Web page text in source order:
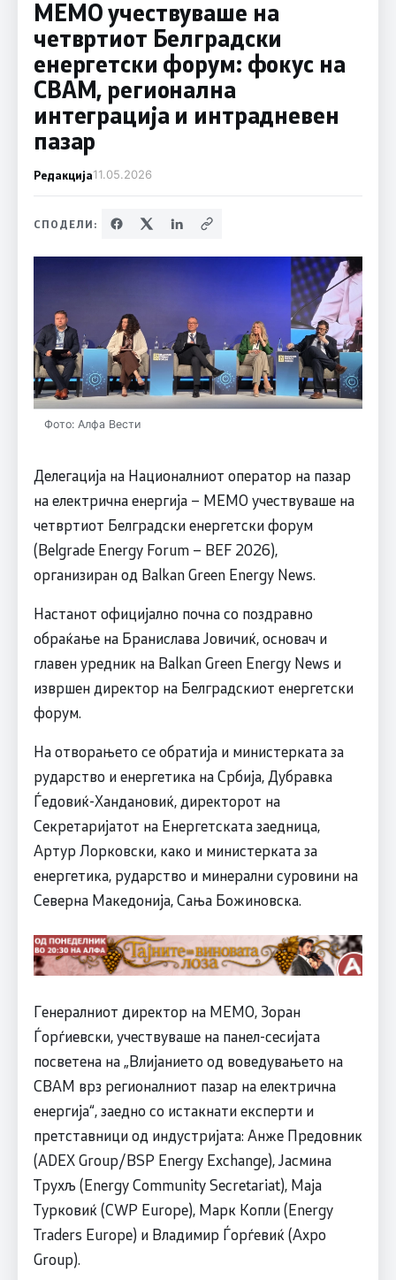
МЕМО учествуваше на
четвртиот Белградски
енергетски форум: фокус на
CBAM, регионална
интеграција и интрадневен
пазар
Редакција11.05.2026
СПОДЕЛИ:
Фото: Алфа Вести
Делегација на Националниот оператор на пазар
на електрична енергија – МЕМО учествуваше на
четвртиот Белградски енергетски форум
(Belgrade Energy Forum – BEF 2026),
организиран од Balkan Green Energy News.
Настанот официјално почна со поздравно
обраќање на Бранислава Јовичиќ, основач и
главен уредник на Balkan Green Energy News и
извршен директор на Белградскиот енергетски
форум.
На отворањето се обратија и министерката за
рударство и енергетика на Србија, Дубравка
Ѓедовиќ-Хандановиќ, директорот на
Секретаријатот на Енергетската заедница,
Артур Лорковски, како и министерката за
енергетика, рударство и минерални суровини на
Северна Македонија, Сања Божиновска.
Генералниот директор на МЕМО, Зоран
Ѓорѓиевски, учествуваше на панел-сесијата
посветена на „Влијанието од воведувањето на
CBAM врз регионалниот пазар на електрична
енергија“, заедно со истакнати експерти и
претставници од индустријата: Анже Предовник
(ADEX Group/BSP Energy Exchange), Јасмина
Трухљ (Energy Community Secretariat), Маја
Турковиќ (CWP Europe), Марк Копли (Energy
Traders Europe) и Владимир Ѓорѓевиќ (Axpo
Group).